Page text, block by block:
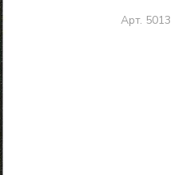
Арт. 5013